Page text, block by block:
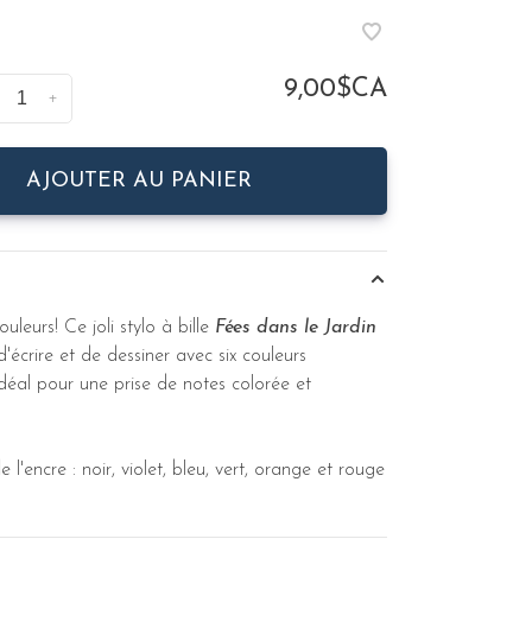
+ 9,00$CA
AJOUTER AU PANIER
Ce joli stylo à bille Fées dans le Jardin
et de dessiner avec six couleurs
pour une prise de notes colorée et
l'encre : noir, violet, bleu, vert, orange et rouge